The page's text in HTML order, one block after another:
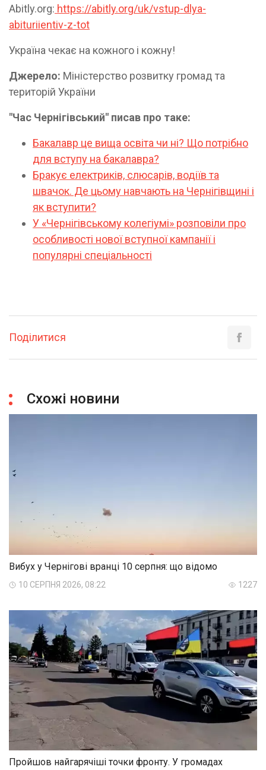
Abitly.org: https://abitly.org/uk/vstup-dlya-
abituriientiv-z-tot
Україна чекає на кожного і кожну!
Джерело: Міністерство розвитку громад та
територій України
"Час Чернігівський" писав про таке:
Бакалавр це вища освіта чи ні? Що потрібно
для вступу на бакалавра?
Бракує електриків, слюсарів, водіїв та
швачок. Де цьому навчають на Чернігівщині і
як вступити?
У «Чернігівському колегіумі» розповіли про
особливості нової вступної кампанії і
популярні спеціальності
Поділитися
Схожі новини
Вибух у Чернігові вранці 10 серпня: що відомо
10 СЕРПНЯ 2026, 08:22 1227
Пройшов найгарячіші точки фронту. У громадах